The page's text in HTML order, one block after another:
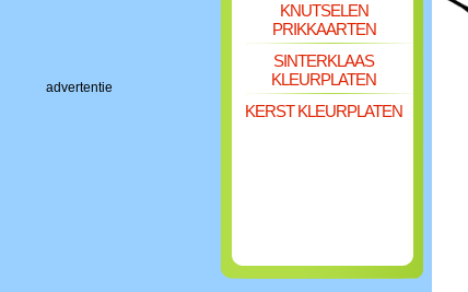
advertentie
KNUTSELEN
PRIKKAARTEN
SINTERKLAAS
KLEURPLATEN
KERST KLEURPLATEN